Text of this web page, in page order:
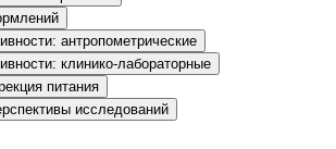
антропометрические
клинико-лабораторные
питания
исследований